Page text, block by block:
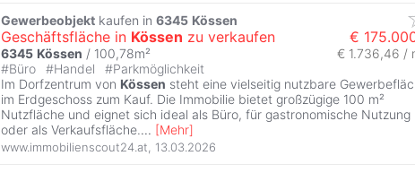
Gewerbeobjekt kaufen in 6345 Kössen
Geschäftsfläche in Kössen zu verkaufen €
6345 Kössen / 100,78m²
€ 1.736,46 /
#Büro #Handel #Parkmöglichkeit
Im Dorfzentrum von Kössen steht eine vielseitig nutzbare
im Erdgeschoss zum Kauf. Die Immobilie bietet großzügige 100 m²
Nutzfläche und eignet sich ideal als Büro, für gastronomische Nutzung
oder als Verkaufsfläche.... [Mehr]
www.immobilienscout24.at 13.03.2026